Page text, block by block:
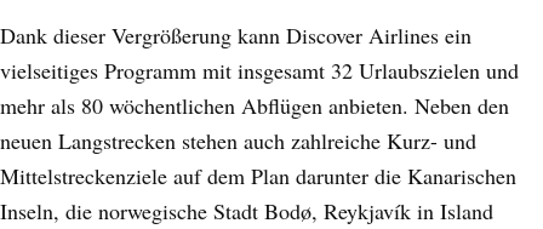
Dank dieser Vergrößerung kann Discover Airlines ein
vielseitiges Programm mit insgesamt 32 Urlaubszielen und
mehr als 80 wöchentlichen Abflügen anbieten. Neben den
neuen Langstrecken stehen auch zahlreiche Kurz- und
Mittelstreckenziele auf dem Plan darunter die Kanarischen
Inseln, die norwegische Stadt Bodø, Reykjavík in Island